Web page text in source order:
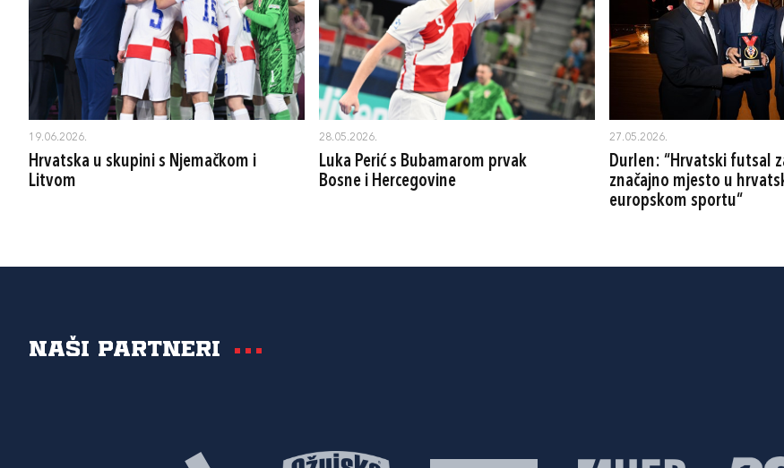
19.06.2026.
Hrvatska u skupini s Njemačkom i
Litvom
28.05.2026.
Luka Perić s Bubamarom prvak
Bosne i Hercegovine
27.05.2026.
Durlen: “Hrvatski futsal
značajno mjesto u
europskom sportu“
Naši partneri